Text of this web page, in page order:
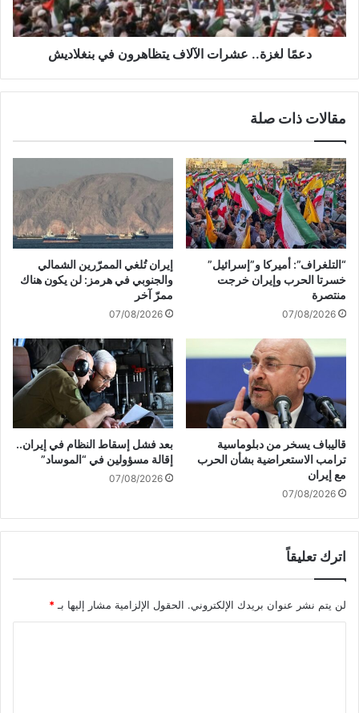
a
m
a
ö
v
ő
j
e
ة
.
ا
ل
آ
ل
ا
ف
ظ
ه
ر
و
ي
ب
ن
غ
ل
ا
دعمًا لغزة.. عشرات الآلاف يتظاهرون في بنغلاديش
مقالات ذات صلة
“التلغراف”: أميركا و”إسرائيل”
خسرتا الحرب وإيران خرجت
منتصرة
07/08/2026
إيران تُلغي الممرّرين الشمالي
والجنوبي في هرمز: لن يكون هناك
ممرّ آخر
07/08/2026
قاليباف يسخر من دبلوماسية
ترامب الاستعراضية بشأن الحرب
مع إيران
07/08/2026
بعد فشل إسقاط النظام في إيران..
إقالة مسؤولين في “الموساد”
07/08/2026
اترك تعليقاً
لن يتم نشر عنوان بريدك الإلكتروني. الحقول الإلزامية مشار إليها بـ*